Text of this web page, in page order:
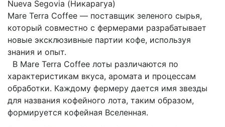
Nueva Segovia (Никарагуа)
Mare Terra Coffee — поставщик зеленого сырья,
который совместно с фермерами разрабатывает
новые эксклюзивные партии кофе, используя
знания и опыт.
В Mare Terra Coffee лоты различаются по
характеристикам вкуса, аромата и процессам
обработки. Каждому фермеру дается имя звезды
для названия кофейного лота, таким образом,
формируется кофейная Вселенная.